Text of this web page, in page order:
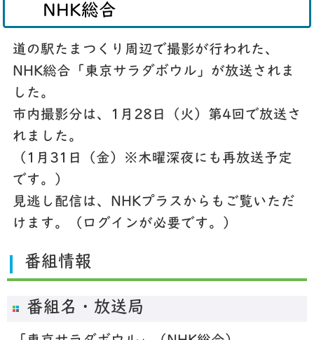
NHK総合
道の駅たまつくり周辺で撮影が行われた、
NHK総合「東京サラダボウル」が放送されま
した。
市内撮影分は、1月28日（火）第4回で放送さ
れました。
（1月31日（金）※木曜深夜にも再放送予定
です。）
見逃し配信は、NHKプラスからもご覧いただ
けます。（ログインが必要です。）
番組情報
番組名・放送局